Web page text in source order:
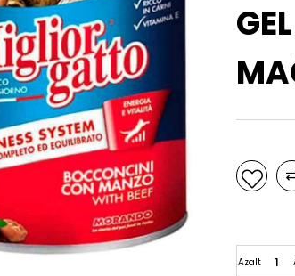
Azalt